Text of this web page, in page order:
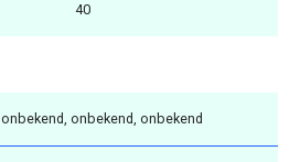
40
onbekend, onbekend, onbekend